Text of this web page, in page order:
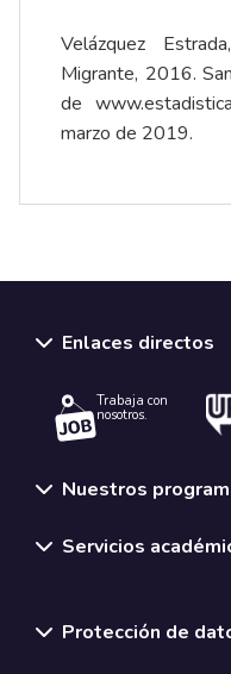
Velázquez
Migrante, 2016.
de
marzo de 2019.
Enlaces directos
Trabaja con
nosotros.
Nuestros
Servicios
Protección de